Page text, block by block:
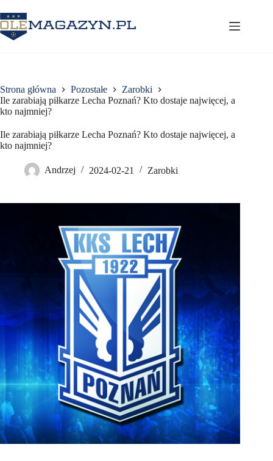
do
treści
Strona główna Pozostałe
Zarobki
Ile zarabiają piłkarze Lecha Poznań? Kto dostaje najwięcej, a
kto najmniej?
Ile zarabiają piłkarze Lecha Poznań? Kto dostaje najwięcej, a
kto najmniej?
Andrzej 2024-02-21 Zarobki